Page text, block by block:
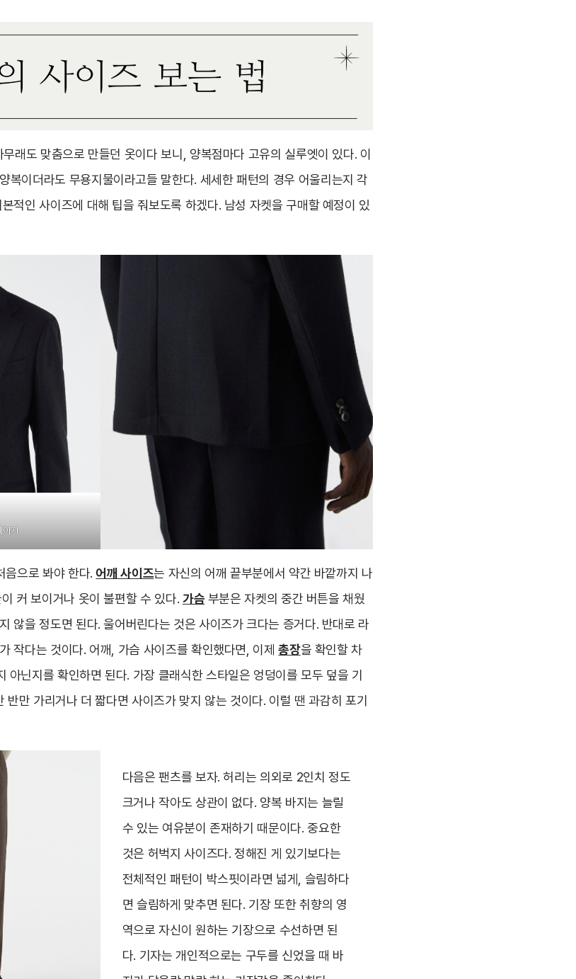
무래도 맞춤으로 만들던 옷이다 보니, 양복점마다 고유의 실루엣이 있다. 이
복이더라도 무용지물이라고들 말한다. 세세한 패턴의 경우 어울리는지 각
적인 사이즈에 대해 팁을 줘보도록 하겠다. 남성 자켓을 구매할 예정이 있
지
음으로 봐야 한다.어깨 사이즈는 자신의 어깨 끝부분에서 약간 바깥까지 나
커 보이거나 옷이 불편할 수 있다. 가슴 부분은 자켓의 중간 버튼을 채웠
않을 정도면 된다. 울어버린다는 것은 사이즈가 크다는 증거다. 반대로 라
작다는 것이다. 어깨, 가슴 사이즈를 확인했다면, 이제총장을 확인할 차
아닌지를 확인하면 된다. 가장 클래식한 스타일은 엉덩이를 모두 덮을 기
반만 가리거나 더 짧다면 사이즈가 맞지 않는 것이다. 이럴 땐 과감히 포기
다음은 팬츠를 보자. 허리는 의외로 2인치 정도
크거나 작아도 상관이 없다. 양복 바지는 늘릴
수 있는 여유분이 존재하기 때문이다. 중요한
것은 허벅지 사이즈다. 정해진 게 있기보다는
전체적인 패턴이 박스핏이라면 넓게, 슬림하다
면 슬림하게 맞추면 된다. 기장 또한 취향의 영
역으로 자신이 원하는 기장으로 수선하면 된
다. 기자는 개인적으로는 구두를 신었을 때 바